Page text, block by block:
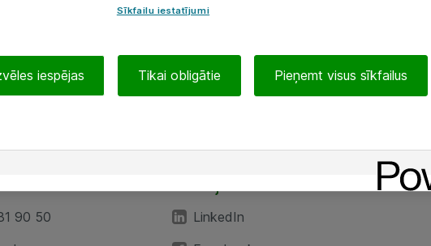
90 50
LinkedIn
Sīkfailu iestatījumi
iespējas Tikai obligātie Pieņemt visus sīkfailus